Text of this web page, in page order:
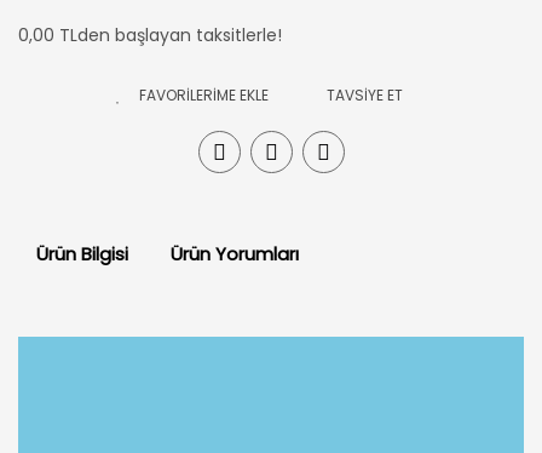
0,00 TLden başlayan taksitlerle!
TAVSİYE ET
Ürün Bilgisi Ürün Yorumları